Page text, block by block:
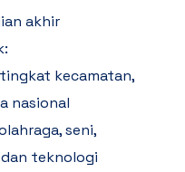
akhir
kecamatan,
nasional
seni,
dan teknologi